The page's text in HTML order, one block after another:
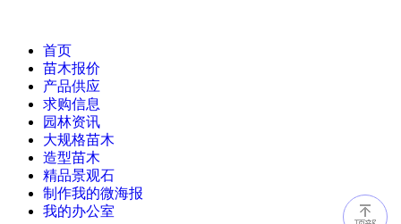
首页
苗木报价
产品供应
求购信息
园林资讯
大规格苗木
造型苗木
精品景观石
制作我的微海报
我的办公室